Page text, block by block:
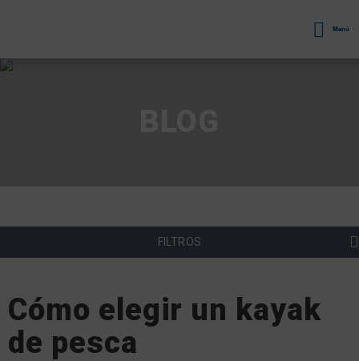
Menú
FILTROS
Cómo elegir un kayak
de pesca